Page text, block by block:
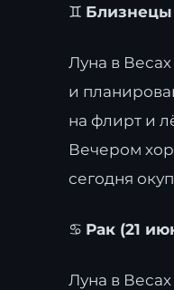
♊
Луна в
и
на флирт и
Вечером
сегодня
♋ Рак (21
Луна в